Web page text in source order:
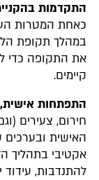
התקדמות
כאחת המטרות
במהלך תקופת
את התקופה כדי
קיימים.
התפתחות
חירום, צעירים
האישית
אקטיבי בתהליך
להתנדבות, עידוד